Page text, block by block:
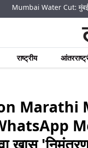
Cut: मुंबई मध्ये 11ऑगस्टला 24
राष्ट्रीय
Marathi